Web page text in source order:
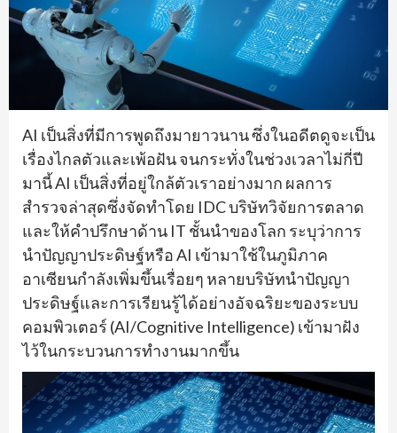
AI เป็นสิ่งที่มีการพูดถึงมายาวนาน ซึ่งในอดีตดูจะเป็น
เรื่องไกลตัวและเพ้อฝัน จนกระทั่งในช่วงเวลาไม่กี่ปี
มานี้ AI เป็นสิ่งที่อยู่ใกล้ตัวเราอย่างมาก ผลการ
สำรวจล่าสุดซึ่งจัดทำโดย IDC บริษัทวิจัยการตลาด
และให้คำปรึกษาด้าน IT ชั้นนำของโลก ระบุว่าการ
นำปัญญาประดิษฐ์หรือ AI เข้ามาใช้ในภูมิภาค
อาเซียนกำลังเพิ่มขึ้นเรื่อยๆ หลายบริษัทนำปัญญา
ประดิษฐ์และการเรียนรู้ได้อย่างอัจฉริยะของระบบ
คอมพิวเตอร์ (AI/Cognitive Intelligence) เข้ามาฝัง
ไว้ในกระบวนการทำงานมากขึ้น